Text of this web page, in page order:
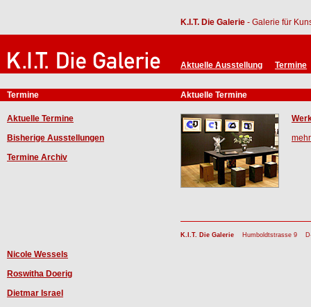
K.I.T. Die Galerie - Galerie für
Aktuelle Ausstellung Termine
Termine Aktuelle Termine
Aktuelle Termine
Bisherige Ausstellungen
Termine Archiv
Nicole Wessels
Roswitha Doerig
Dietmar Israel
K.I.T. Die Galerie Humboldtstrasse 9 D-